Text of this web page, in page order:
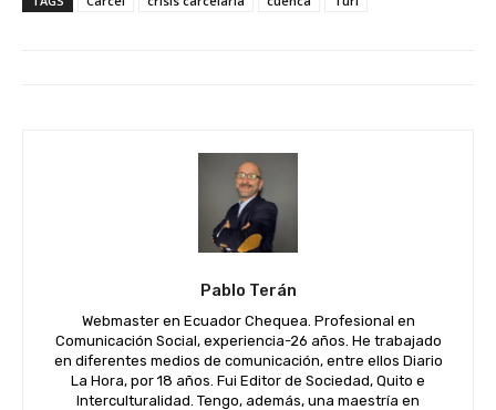
Pablo Terán
Webmaster en Ecuador Chequea. Profesional en
Comunicación Social, experiencia-26 años. He trabajado
en diferentes medios de comunicación, entre ellos Diario
La Hora, por 18 años. Fui Editor de Sociedad, Quito e
Interculturalidad. Tengo, además, una maestría en